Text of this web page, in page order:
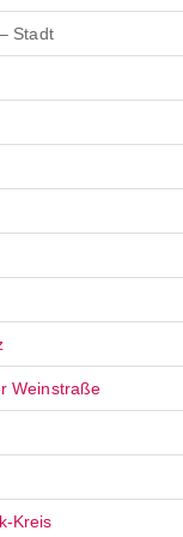
Stadt
Weinstraße
Kreis